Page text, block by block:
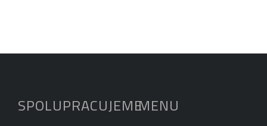
SPOLUPRACUJEMEMENU